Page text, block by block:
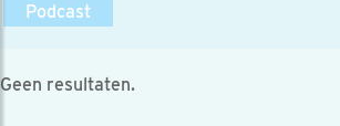
Podcast
Geen resultaten.